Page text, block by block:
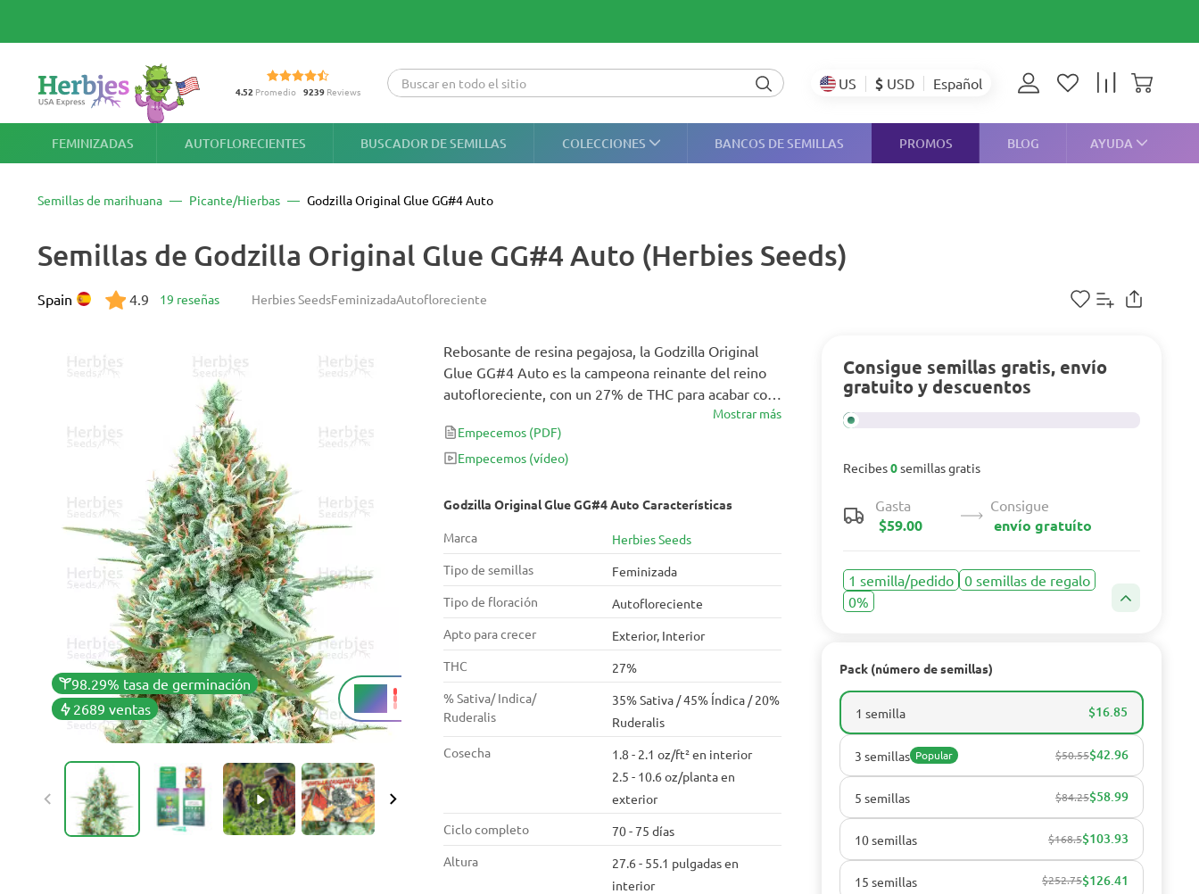
4.52 Promedio 9239 Reviews US $ USD Español
FEMINIZADAS AUTOFLORECIENTES BUSCADOR DE SEMILLAS COLECCIONES BANCOS DE SEMILLAS PROMOS BLOG AYUDA
Semillas de marihuana Picante/Hierbas Godzilla Original Glue GG#4 Auto
98.29% tasa de germinación
2689 ventas
27%
THC
Semillas de Godzilla Original Glue GG#4 Auto (Herbies Seeds)
Herbies SeedsFeminizadaAutofloreciente
Spain 4.9 19 reseñas
Godzilla Original Glue GG#4 Auto Características
Marca
Herbies Seeds
Tipo de semillas
Feminizada
Tipo de floración
Autofloreciente
Apto para crecer
Exterior, Interior
THC
27%
% Sativa/ Indica/
Ruderalis
35% Sativa / 45% Índica / 20%
Ruderalis
Cosecha
1.8 - 2.1 oz/ft² en interior
2.5 - 10.6 oz/planta en
exterior
Ciclo completo
70 - 75 días
Altura
27.6 - 55.1 pulgadas en
interior
Rebosante de resina pegajosa, la Godzilla Original
Glue GG#4 Auto es la campeona reinante del reino
autofloreciente, con un 27% de THC para acabar con
todos tus dolores y ansiedades. Con sus potentes
efectos y su irresistible sabor dulce y afrutado con
matices picantes, ¡Godzilla Original Glue GG#4 Auto
Mostrar más
Empecemos (PDF)
Empecemos (vídeo)
Consigue semillas gratis, envío
gratuito y descuentos
Recibes0semillas gratis
Gasta
$59.00
Consigue
envío gratuíto
1 semilla/pedido 0 semillas de regalo
0%
Pack (número de semillas)
1 semilla $16.85
3 semillas Popular $50.55$42.96
5 semillas $84.25$58.99
10 semillas $168.5$103.93
15 semillas $252.75$126.41